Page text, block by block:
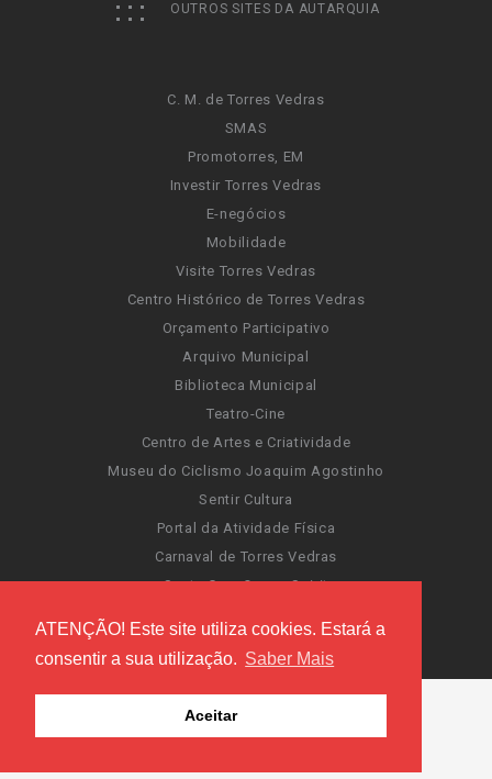
ATENÇÃO! Este site utiliza cookies. Estará a
consentir a sua utilização. Saber Mais
Aceitar
OUTROS SITES DA AUTARQUIA
C. M. de Torres Vedras
SMAS
Promotorres, EM
Investir Torres Vedras
E-negócios
Mobilidade
Visite Torres Vedras
Centro Histórico de Torres Vedras
Orçamento Participativo
Arquivo Municipal
Biblioteca Municipal
Teatro-Cine
Centro de Artes e Criatividade
Museu do Ciclismo Joaquim Agostinho
Sentir Cultura
Portal da Atividade Física
Carnaval de Torres Vedras
Santa Cruz Ocean Spirit